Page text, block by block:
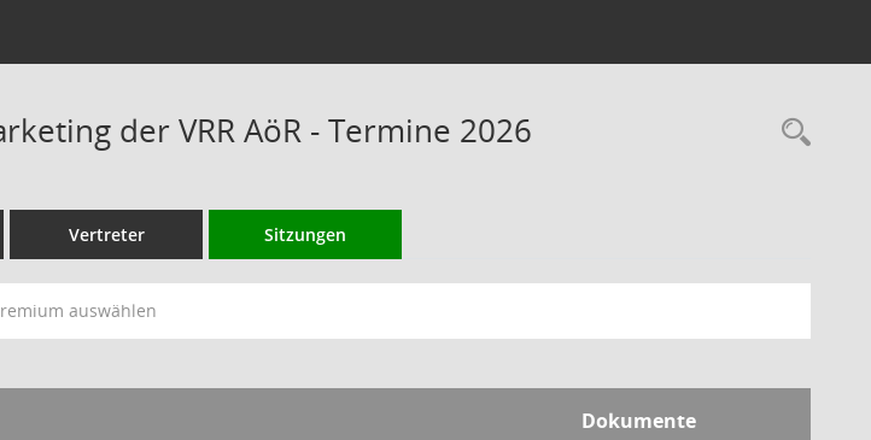
der VRR AöR - Termine 2026
Vertreter Sitzungen
auswählen
Dokumente